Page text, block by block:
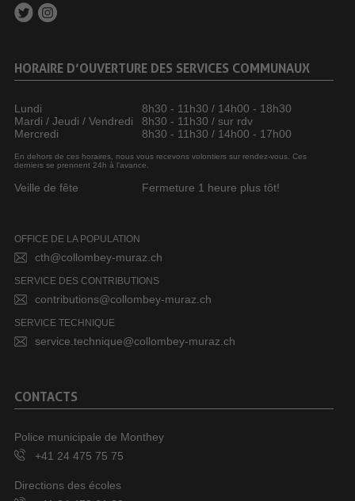
HORAIRE D’OUVERTURE DES SERVICES COMMUNAUX
Lundi
8h30 - 11h30 / 14h00 - 18h30
Mardi / Jeudi / Vendredi
8h30 - 11h30 / sur rdv
Mercredi
8h30 - 11h30 / 14h00 - 17h00
En dehors de ces horaires, nous vous recevons volontiers sur rendez-vous. Ces
derniers se prennent 24h à l’avance.
Veille de fête Fermeture 1 heure plus tôt!
OFFICE DE LA POPULATION
cth@collombey-muraz.ch
SERVICE DES CONTRIBUTIONS
contributions@collombey-muraz.ch
SERVICE TECHNIQUE
service.technique@collombey-muraz.ch
CONTACTS
Police municipale de Monthey
+41 24 475 75 75
Directions des écoles